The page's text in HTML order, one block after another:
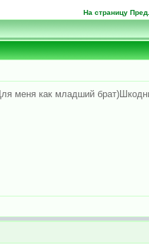
На страницу Пред.
меня как младший